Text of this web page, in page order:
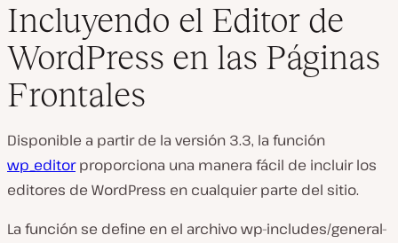
Incluyendo el Editor de
WordPress en las Páginas
Frontales
Disponible a partir de la versión 3.3, la función
wp_editorproporciona una manera fácil de incluir los
editores de WordPress en cualquier parte del sitio.
La función se define en el archivo wp-includes/general-